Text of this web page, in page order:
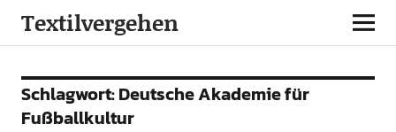
Textilvergehen
Schlagwort:Deutsche Akademie für
Fußballkultur